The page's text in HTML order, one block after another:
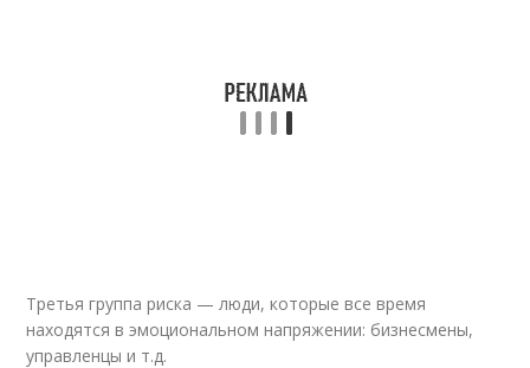
Третья группа риска — люди, которые все время
находятся в эмоциональном напряжении: бизнесмены,
управленцы и т.д.